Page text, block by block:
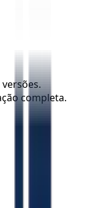
versões.
completa.